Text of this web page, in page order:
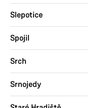
Slepotice
Spojil
Srch
Srnojedy